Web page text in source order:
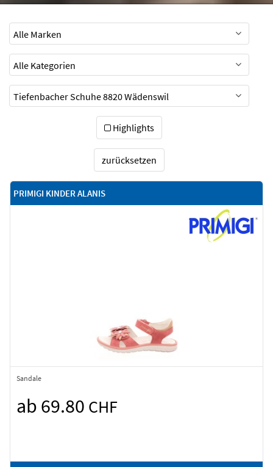
Highlights
zurücksetzen
PRIMIGI KINDER ALANIS
Sandale
ab 69.80 CHF